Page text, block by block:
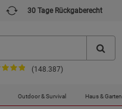
30 Tage Rückgaberecht
(148.387)
Outdoor & Survival Haus & Garten